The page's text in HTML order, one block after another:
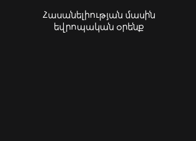
Հասանելիության մասին
եվրոպական օրենք